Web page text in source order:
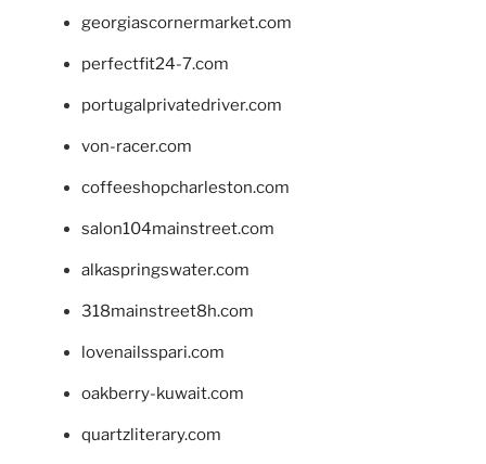
georgiascornermarket.com
perfectfit24-7.com
portugalprivatedriver.com
von-racer.com
coffeeshopcharleston.com
salon104mainstreet.com
alkaspringswater.com
318mainstreet8h.com
lovenailsspari.com
oakberry-kuwait.com
quartzliterary.com